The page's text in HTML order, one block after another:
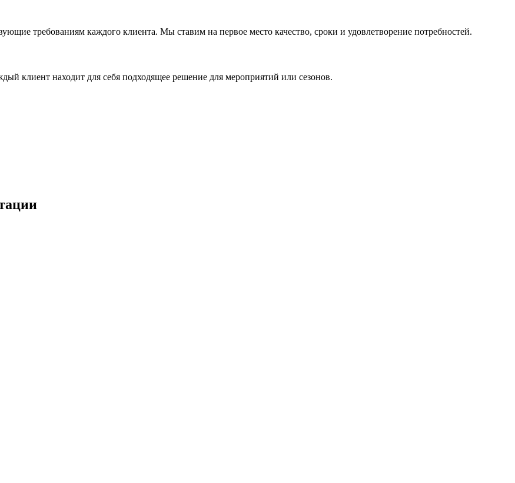
требованиям каждого клиента. Мы ставим на первое место качество, сроки и удовлетворение потребностей.
клиент находит для себя подходящее решение для мероприятий или сезонов.